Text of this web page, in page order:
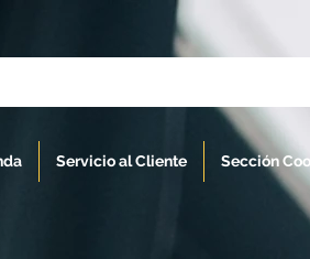
Servicio al Cliente Sección